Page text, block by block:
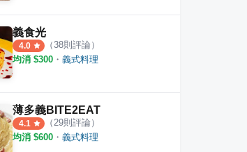
義食光
4.0 （38則評論）
均消 $300 ・ 義式料理
薄多義BITE2EAT
4.1 （29則評論）
均消 $600 ・ 義式料理